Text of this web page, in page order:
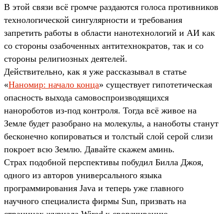
В этой связи всё громче раздаются голоса противников
технологической сингулярности и требования
запретить работы в области нанотехнологий и АИ как
со стороны озабоченных антитехнократов, так и со
стороны религиозных деятелей.
Действительно, как я уже рассказывал в статье
«Наномир: начало конца» существует гипотетическая
опасность выхода самовоспроизводящихся
нанороботов из-под контроля. Тогда всё живое на
Земле будет разобрано на молекулы, а наноботы станут
бесконечно копироваться и толстый слой серой слизи
покроет всю Землю. Давайте скажем аминь.
Страх подобной перспективы побудил Билла Джоя,
одного из авторов универсального языка
программирования Java и теперь уже главного
научного специалиста фирмы Sun, призвать на